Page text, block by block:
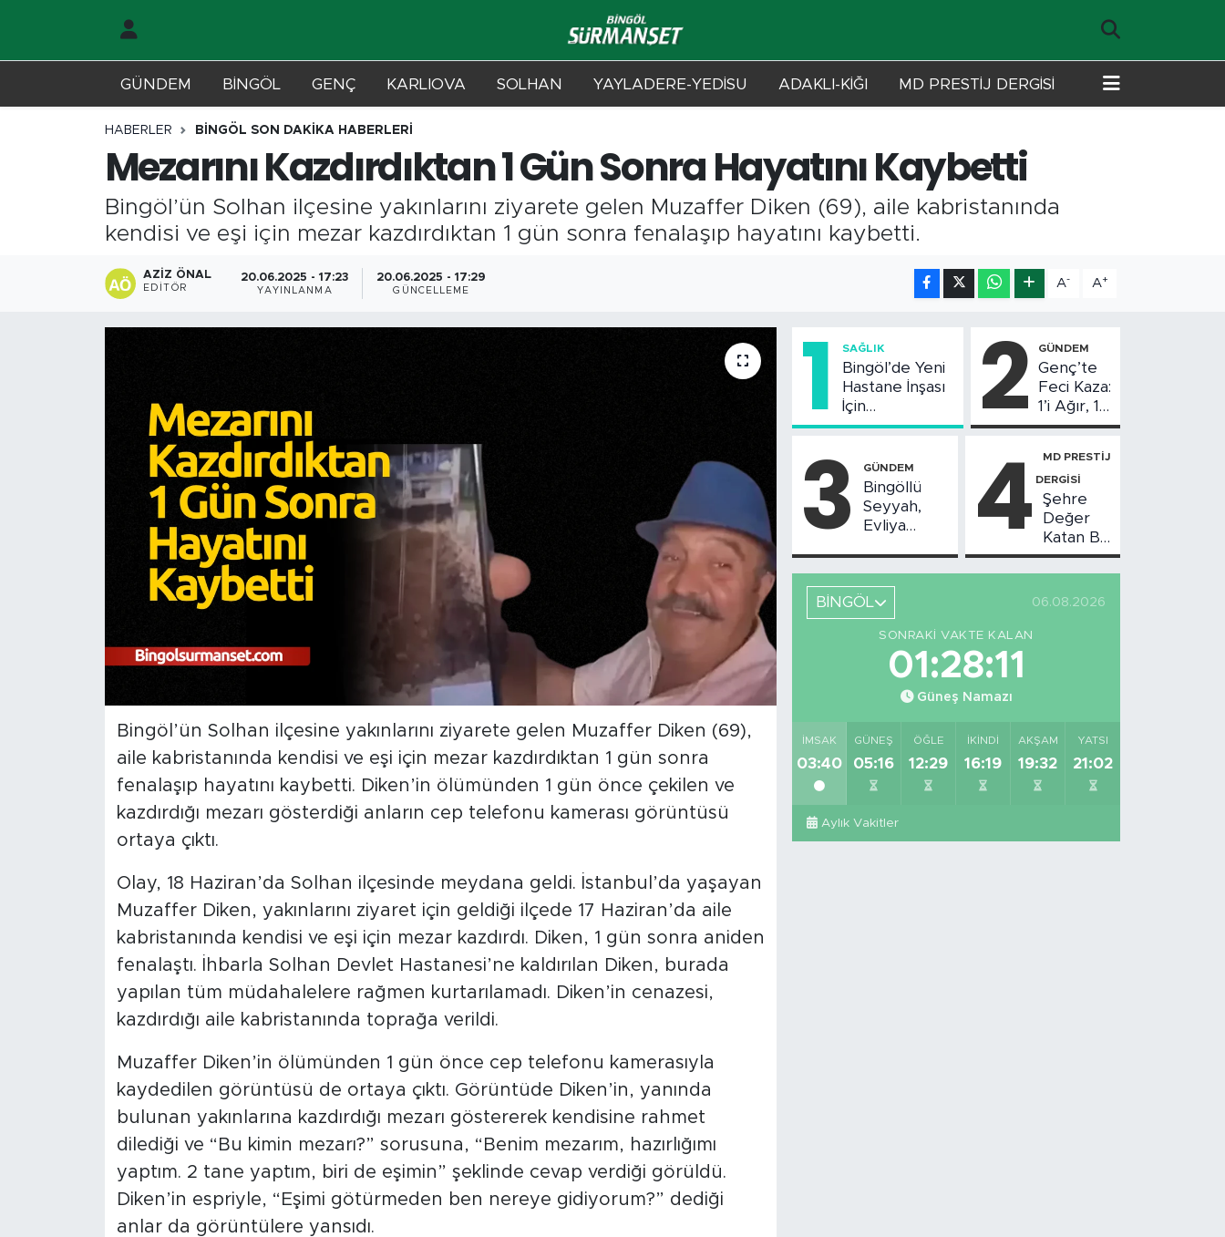
GÜNDEM BİNGÖL GENÇ KARLIOVA SOLHAN YAYLADERE-YEDİSU ADAKLI-KİĞI MD PRESTİJ DERGİSİ
HABERLER BİNGÖL SON DAKİKA HABERLERİ
Mezarını Kazdırdıktan 1 Gün Sonra Hayatını Kaybetti
Bingöl’ün Solhan ilçesine yakınlarını ziyarete gelen Muzaffer Diken (69), aile kabristanında
kendisi ve eşi için mezar kazdırdıktan 1 gün sonra fenalaşıp hayatını kaybetti.
AZIZ ÖNAL
EDITÖR
20.06.2025 - 17:23
YAYINLANMA
20.06.2025 - 17:29
GÜNCELLEME
A- A+
Bingöl’ün Solhan ilçesine yakınlarını ziyarete gelen Muzaffer Diken (69),
aile kabristanında kendisi ve eşi için mezar kazdırdıktan 1 gün sonra
fenalaşıp hayatını kaybetti. Diken’in ölümünden 1 gün önce çekilen ve
kazdırdığı mezarı gösterdiği anların cep telefonu kamerası görüntüsü
ortaya çıktı.
Olay, 18 Haziran’da Solhan ilçesinde meydana geldi. İstanbul’da yaşayan
Muzaffer Diken, yakınlarını ziyaret için geldiği ilçede 17 Haziran’da aile
kabristanında kendisi ve eşi için mezar kazdırdı. Diken, 1 gün sonra aniden
fenalaştı. İhbarla Solhan Devlet Hastanesi’ne kaldırılan Diken, burada
yapılan tüm müdahalelere rağmen kurtarılamadı. Diken’in cenazesi,
kazdırdığı aile kabristanında toprağa verildi.
Muzaffer Diken’in ölümünden 1 gün önce cep telefonu kamerasıyla
kaydedilen görüntüsü de ortaya çıktı. Görüntüde Diken’in, yanında
bulunan yakınlarına kazdırdığı mezarı göstererek kendisine rahmet
dilediği ve “Bu kimin mezarı?” sorusuna, “Benim mezarım, hazırlığımı
yaptım. 2 tane yaptım, biri de eşimin” şeklinde cevap verdiği görüldü.
Diken’in espriyle, “Eşimi götürmeden ben nereye gidiyorum?” dediği
anlar da görüntülere yansıdı.
1 SAĞLIK
Bingöl’de Yeni
Hastane İnşası
İçin
Değerlendirme
Yapıldı
2 GÜNDEM
Genç’te
Feci Kaza:
1’i Ağır, 10
Yaralı
3 GÜNDEM
Bingöllü
Seyyah,
Evliya
Bingöl'deki
O Yeri
Görüntüledi
4 MD PRESTİJ
DERGİSİ
Şehre
Değer
Katan Bir
Birikim:
Burhan
Arıkız
BİNGÖL 06.08.2026
SONRAKI VAKTE KALAN
01:28:11
Güneş Namazı
İMSAK
03:40
GÜNEŞ
05:16
ÖĞLE
12:29
İKINDI
16:19
AKŞAM
19:32
YATSI
21:02
Aylık Vakitler
Karlıova
Yayladere-Yedisu
Bingöl Kaza Haberleri
Merkez Trafik Yoğunluk Haritası
Süper Lig Puan Durumu ve Fikstür
Son Dakika Haberleri